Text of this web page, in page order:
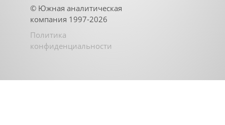
© Южная аналитическая
компания 1997-2026
Политика
конфиденциальности